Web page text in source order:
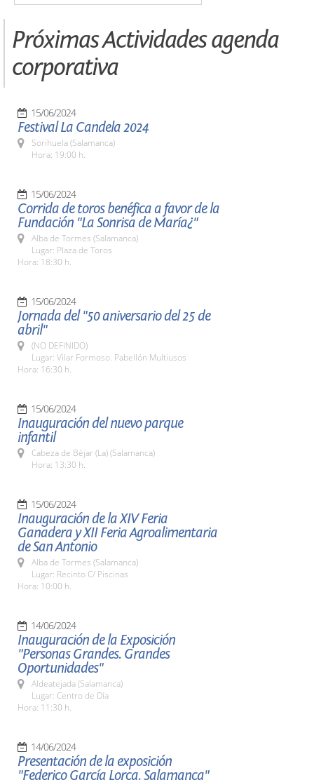
Próximas Actividades agenda
corporativa
15/06/2024
Festival La Candela 2024
Sorihuela (Salamanca)
Hora: 19:00 h.
15/06/2024
Corrida de toros benéfica a favor de la
Fundación "La Sonrisa de María¿"
Alba de Tormes (Salamanca)
Lugar: Plaza de Toros
Hora: 18:30 h.
15/06/2024
Jornada del "50 aniversario del 25 de
abril"
(NO DEFINIDO)
Lugar: Vilar Formoso. Pabellón Multiusos
Hora: 16:30 h.
15/06/2024
Inauguración del nuevo parque
infantil
Cabeza de Béjar (La) (Salamanca)
Hora: 13:30 h.
15/06/2024
Inauguración de la XIV Feria
Ganadera y XII Feria Agroalimentaria
de San Antonio
Alba de Tormes (Salamanca)
Lugar: Recinto C/ Piscinas
Hora: 10:00 h.
14/06/2024
Inauguración de la Exposición
"Personas Grandes. Grandes
Oportunidades"
Aldeatejada (Salamanca)
Lugar: Centro de Día
Hora: 11:30 h.
14/06/2024
Presentación de la exposición
"Federico García Lorca. Salamanca"